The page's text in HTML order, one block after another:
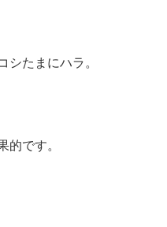
シたまにハラ。
的です。